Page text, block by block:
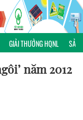
GIẢI THƯỞNG HQNL SẢN
năm 2012